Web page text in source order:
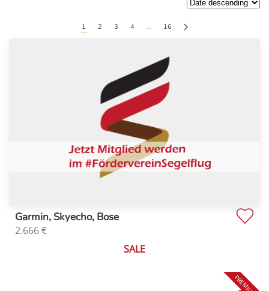
1 2 3 4 … 16
Garmin, Skyecho, Bose
2.666€
SALE